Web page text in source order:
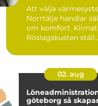
Att välja
Norrtälje handlar
om komfort.
Roslagskusten
02. aug
göteborg så skapar företag